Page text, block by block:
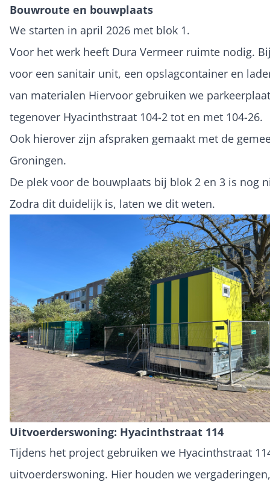
Bouwroute en bouwplaats
We starten in april 2026 met blok 1.
Voor het werk heeft Dura Vermeer ruimte nodig.
voor een sanitair unit, een opslagcontainer en
van materialen Hiervoor gebruiken we
tegenover Hyacinthstraat 104-2 tot en met 104-26.
Ook hierover zijn afspraken gemaakt met de
Groningen.
De plek voor de bouwplaats bij blok 2 en 3 is nog
Zodra dit duidelijk is, laten we dit weten.
Uitvoerderswoning: Hyacinthstraat 114
Tijdens het project gebruiken we Hyacinthstraat
uitvoerderswoning. Hier houden we